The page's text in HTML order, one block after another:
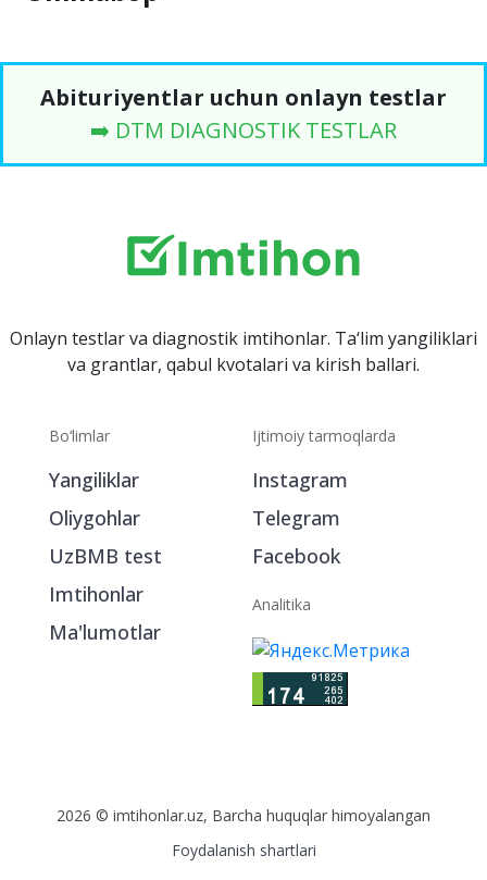
Abituriyentlar uchun onlayn testlar
➡️ DTM DIAGNOSTIK TESTLAR
Onlayn testlar va diagnostik imtihonlar. Ta‘lim yangiliklari
va grantlar, qabul kvotalari va kirish ballari.
Bo‘limlar
Yangiliklar
Oliygohlar
UzBMB test
Imtihonlar
Ma'lumotlar
Ijtimoiy tarmoqlarda
Instagram
Telegram
Facebook
Analitika
2026 © imtihonlar.uz, Barcha huquqlar himoyalangan
Foydalanish shartlari